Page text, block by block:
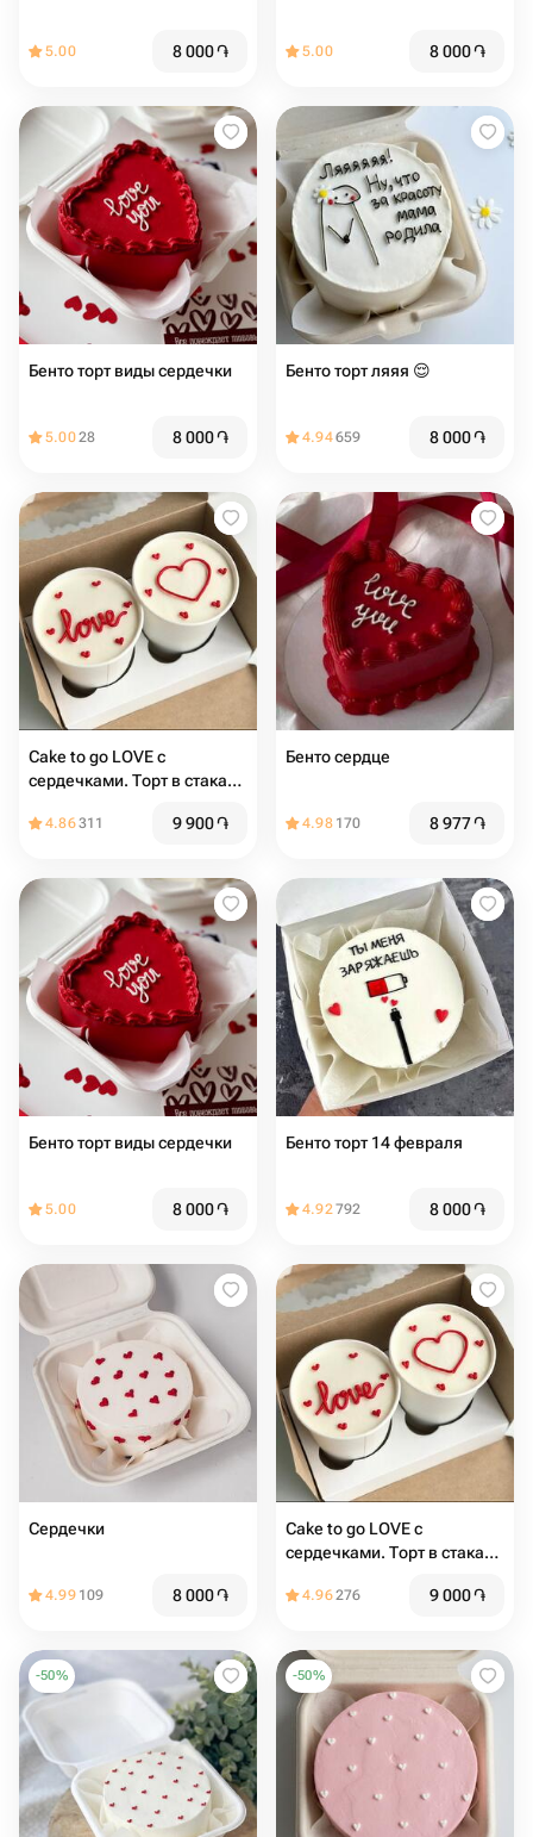
5.00 8 000֏ 5.00 8 000֏
Бенто торт виды сердечки
5.0028 8 000֏
Бенто торт ляяя 😌
4.94659 8 000֏
Cake to go LOVE с
сердечками. Торт в стакане
4.86311 9 900֏
Бенто сердце
4.98 170 8 977֏
Бенто торт виды сердечки
5.00 8 000֏
Бенто торт 14 февраля
4.92792 8 000֏
Сердечки
4.99 109 8 000֏
Cake to go LOVE с
сердечками. Торт в стакане
4.96276 9 000֏
-50% -50%